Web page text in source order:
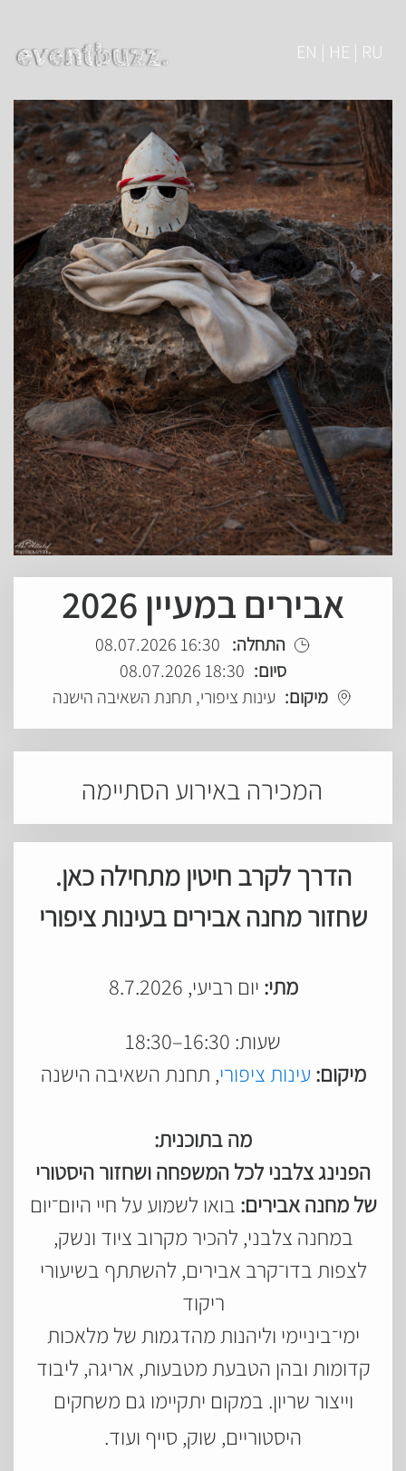
EN | HE | RU
אבירים במעיין 2026
התחלה: 16:30 08.07.2026
סיום: 18:30 08.07.2026
מיקום: עינות ציפורי, תחנת השאיבה הישנה
המכירה באירוע הסתיימה
הדרך לקרב חיטין מתחילה כאן.
שחזור מחנה אבירים בעינות ציפורי
מתי: יום רביעי, 8.7.2026
שעות: 16:30–18:30
מיקום: עינות ציפורי, תחנת השאיבה הישנה
מה בתוכנית:
הפנינג צלבני לכל המשפחה ושחזור היסטורי
של מחנה אבירים: בואו לשמוע על חיי היום־יום
במחנה צלבני, להכיר מקרוב ציוד ונשק,
לצפות בדו־קרב אבירים, להשתתף בשיעורי
ריקוד
ימי־ביניימי וליהנות מהדגמות של מלאכות
קדומות ובהן הטבעת מטבעות, אריגה, ליבוד
וייצור שריון. במקום יתקיימו גם משחקים
היסטוריים, שוק, סייף ועוד.